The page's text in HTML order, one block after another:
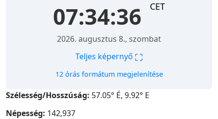
07:34:37 CET
2026. augusztus 8., szombat
Teljes képernyő ⛶
12 órás formátum megjelenítése
Szélesség/Hosszúság: 57.05° É, 9.92° E
Népesség: 142,937